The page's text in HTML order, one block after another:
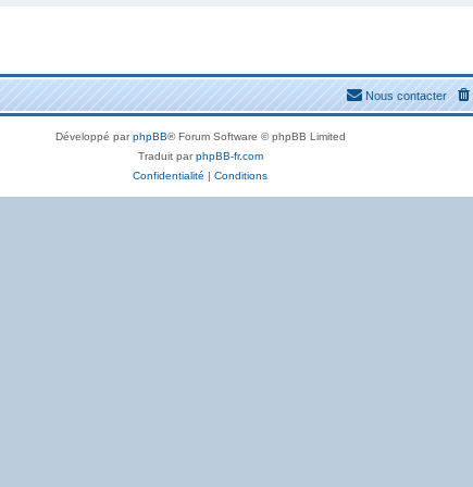
Nous contacter
Développé parphpBB® Forum Software © phpBB Limited
Traduit parphpBB-fr.com
Confidentialité | Conditions